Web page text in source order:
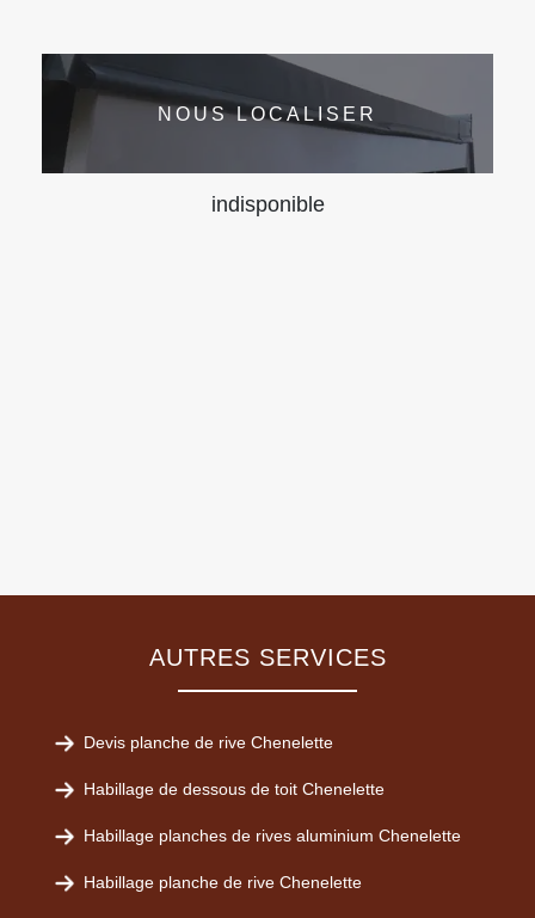
NOUS LOCALISER
indisponible
AUTRES SERVICES
Devis planche de rive Chenelette
Habillage de dessous de toit Chenelette
Habillage planches de rives aluminium Chenelette
Habillage planche de rive Chenelette